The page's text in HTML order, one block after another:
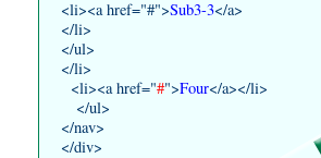
<li><a href="#">Sub3-3</a>
</li>
</ul>
</li>
<li><a href="#">Four</a></li>
</ul>
</nav>
</div>